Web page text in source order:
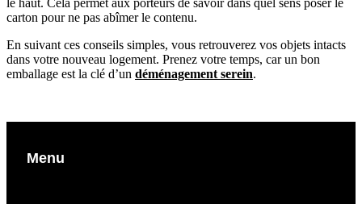
le haut. Cela permet aux porteurs de savoir dans quel sens poser le
carton pour ne pas abîmer le contenu.
En suivant ces conseils simples, vous retrouverez vos objets intacts
dans votre nouveau logement. Prenez votre temps, car un bon
emballage est la clé d’un déménagement serein.
Menu